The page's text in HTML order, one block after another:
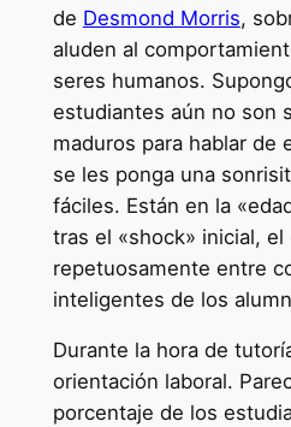
de Desmond Morris,
aluden al
seres humanos.
estudiantes aún no son
maduros para hablar de
se les ponga una
fáciles. Están en la
tras el «shock» inicial,
repetuosamente entre
inteligentes de los
Durante la hora de
orientación laboral.
porcentaje de los